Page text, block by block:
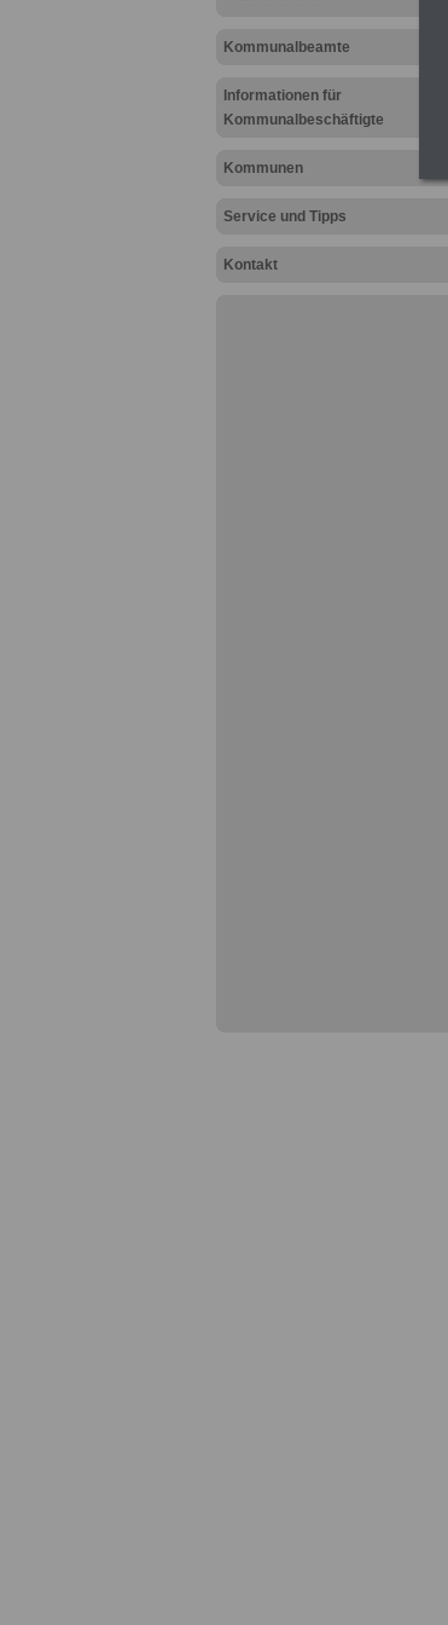
Kommunalbeamte
Informationen für
Kommunalbeschäftigte
Kommunen
Service und Tipps
Kontakt